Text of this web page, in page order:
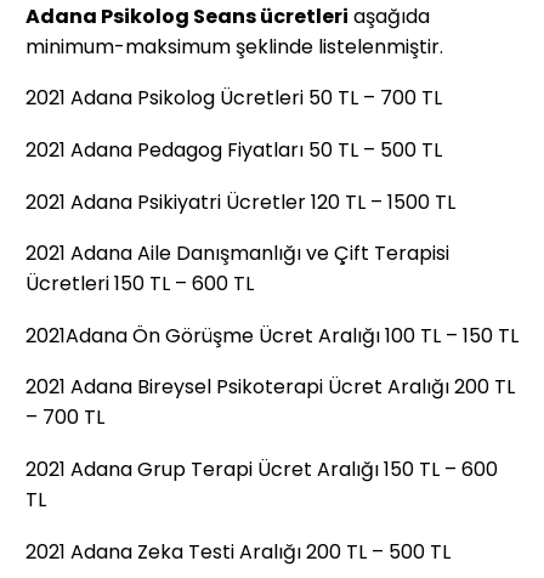
Adana Psikolog Seans ücretleri aşağıda
minimum-maksimum şeklinde listelenmiştir.
2021 Adana Psikolog Ücretleri 50 TL – 700 TL
2021 Adana Pedagog Fiyatları 50 TL – 500 TL
2021 Adana Psikiyatri Ücretler 120 TL – 1500 TL
2021 Adana Aile Danışmanlığı ve Çift Terapisi
Ücretleri 150 TL – 600 TL
2021Adana Ön Görüşme Ücret Aralığı 100 TL ­­­– 150 TL
2021 Adana Bireysel Psikoterapi Ücret Aralığı 200 TL
– 700 TL
2021 Adana Grup Terapi Ücret Aralığı 150 TL – 600
TL
2021 Adana Zeka Testi Aralığı 200 TL – 500 TL